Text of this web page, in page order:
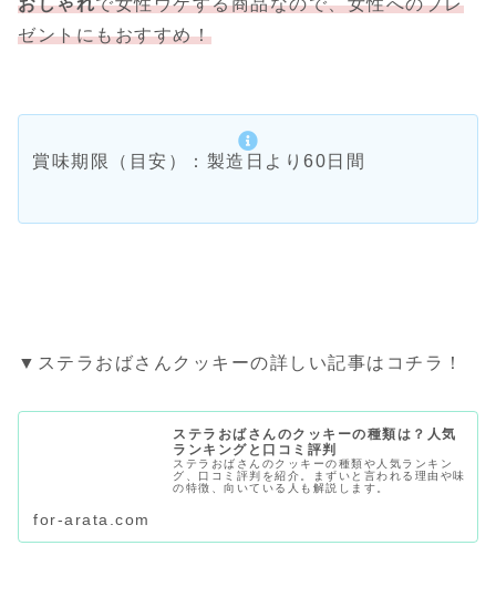
おしゃれで女性ウケする商品なので、女性へのプレ
ゼントにもおすすめ！
賞味期限（目安）：製造日より60日間
▼ステラおばさんクッキーの詳しい記事はコチラ！
ステラおばさんのクッキーの種類は？人気
ランキングと口コミ評判
ステラおばさんのクッキーの種類や人気ランキン
グ、口コミ評判を紹介。まずいと言われる理由や味
の特徴、向いている人も解説します。
for-arata.com